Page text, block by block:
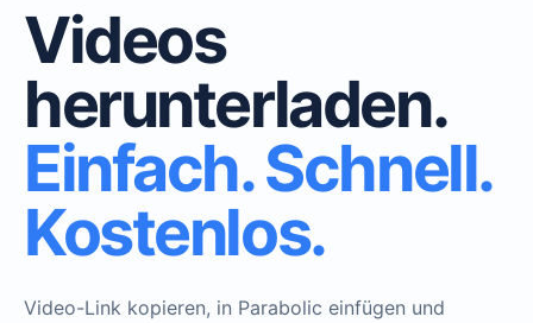
Videos
herunterladen.
Einfach. Schnell.
Kostenlos.
Video-Link kopieren, in Parabolic einfügen und